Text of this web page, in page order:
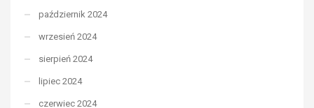
październik 2024
wrzesień 2024
sierpień 2024
lipiec 2024
czerwiec 2024